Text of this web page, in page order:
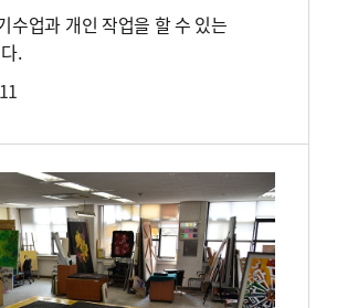
수업과 개인 작업을 할 수 있는
.